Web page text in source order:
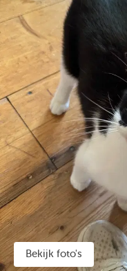
Bekijk foto's